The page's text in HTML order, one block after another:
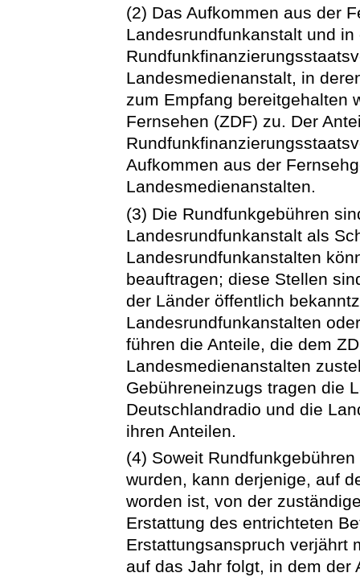
(2) Das Aufkommen aus der
Landesrundfunkanstalt und in
Landesmedienanstalt, in
zum Empfang bereitgehalten
Fernsehen (ZDF) zu. Der
Aufkommen aus der
Landesmedienanstalten.
(3) Die Rundfunkgebühren
Landesrundfunkanstalt als
Landesrundfunkanstalten
beauftragen; diese Stellen
der Länder öffentlich
Landesrundfunkanstalten
führen die Anteile, die dem
Landesmedienanstalten
Gebühreneinzugs tragen die
Deutschlandradio und die
ihren Anteilen.
(4) Soweit
wurden, kann derjenige, auf
worden ist, von der
Erstattung des entrichteten
Erstattungsanspruch verjährt
auf das Jahr folgt, in dem der